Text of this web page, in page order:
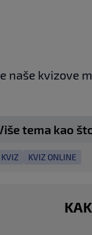
naše kvizove
tema kao
KVIZ KVIZ ONLINE